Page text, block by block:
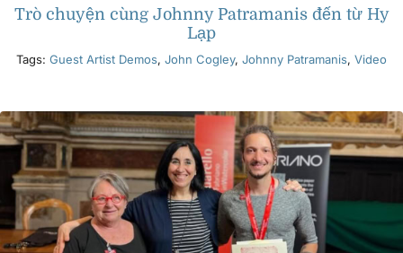
Trò chuyện cùng Johnny Patramanis đến từ Hy
Lạp
Tags: Guest Artist Demos, John Cogley, Johnny Patramanis, Video